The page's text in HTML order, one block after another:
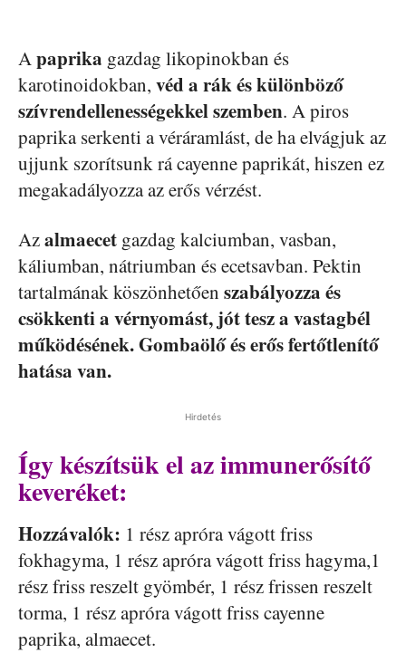
Apaprika gazdag likopinokban és
karotinoidokban, véd a rák és különböző
szívrendellenességekkel szemben. A piros
paprika serkenti a véráramlást, de ha elvágjuk az
ujjunk szorítsunk rá cayenne paprikát, hiszen ez
megakadályozza az erős vérzést.
Azalmaecet gazdag kalciumban, vasban,
káliumban, nátriumban és ecetsavban. Pektin
tartalmának köszönhetően szabályozza és
csökkenti a vérnyomást, jót tesz a vastagbél
működésének. Gombaölő és erős fertőtlenítő
hatása van.
Hirdetés
Így készítsük el az immunerősítő
keveréket:
Hozzávalók: 1 rész apróra vágott friss
fokhagyma, 1 rész apróra vágott friss hagyma,1
rész friss reszelt gyömbér, 1 rész frissen reszelt
torma, 1 rész apróra vágott friss cayenne
paprika, almaecet.